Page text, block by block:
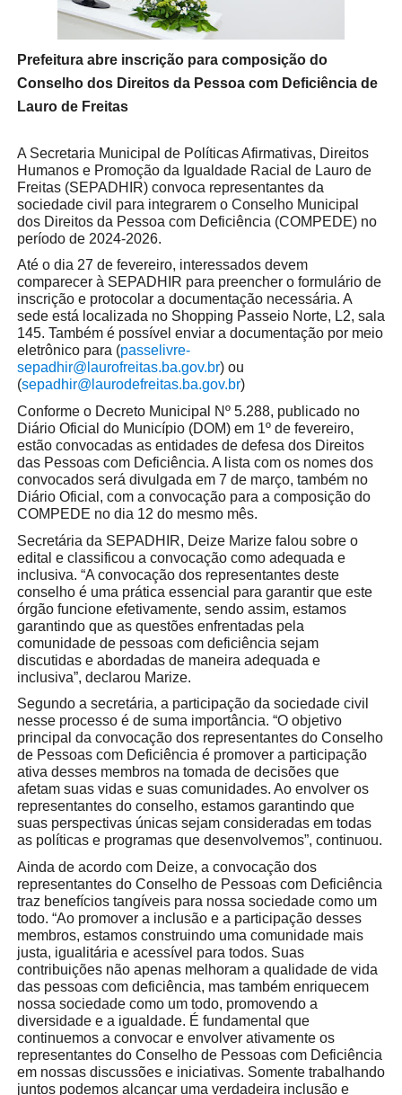
Prefeitura abre inscrição para composição do
Conselho dos Direitos da Pessoa com Deficiência de
Lauro de Freitas
A Secretaria Municipal de Políticas Afirmativas, Direitos
Humanos e Promoção da Igualdade Racial de Lauro de
Freitas (SEPADHIR) convoca representantes da
sociedade civil para integrarem o Conselho Municipal
dos Direitos da Pessoa com Deficiência (COMPEDE) no
período de 2024-2026.
Até o dia 27 de fevereiro, interessados devem
comparecer à SEPADHIR para preencher o formulário de
inscrição e protocolar a documentação necessária. A
sede está localizada no Shopping Passeio Norte, L2, sala
145. Também é possível enviar a documentação por meio
eletrônico para (passelivre-
sepadhir@laurofreitas.ba.gov.br) ou
(sepadhir@laurodefreitas.ba.gov.br)
Conforme o Decreto Municipal Nº 5.288, publicado no
Diário Oficial do Município (DOM) em 1º de fevereiro,
estão convocadas as entidades de defesa dos Direitos
das Pessoas com Deficiência. A lista com os nomes dos
convocados será divulgada em 7 de março, também no
Diário Oficial, com a convocação para a composição do
COMPEDE no dia 12 do mesmo mês.
Secretária da SEPADHIR, Deize Marize falou sobre o
edital e classificou a convocação como adequada e
inclusiva. “A convocação dos representantes deste
conselho é uma prática essencial para garantir que este
órgão funcione efetivamente, sendo assim, estamos
garantindo que as questões enfrentadas pela
comunidade de pessoas com deficiência sejam
discutidas e abordadas de maneira adequada e
inclusiva”, declarou Marize.
Segundo a secretária, a participação da sociedade civil
nesse processo é de suma importância. “O objetivo
principal da convocação dos representantes do Conselho
de Pessoas com Deficiência é promover a participação
ativa desses membros na tomada de decisões que
afetam suas vidas e suas comunidades. Ao envolver os
representantes do conselho, estamos garantindo que
suas perspectivas únicas sejam consideradas em todas
as políticas e programas que desenvolvemos”, continuou.
Ainda de acordo com Deize, a convocação dos
representantes do Conselho de Pessoas com Deficiência
traz benefícios tangíveis para nossa sociedade como um
todo. “Ao promover a inclusão e a participação desses
membros, estamos construindo uma comunidade mais
justa, igualitária e acessível para todos. Suas
contribuições não apenas melhoram a qualidade de vida
das pessoas com deficiência, mas também enriquecem
nossa sociedade como um todo, promovendo a
diversidade e a igualdade. É fundamental que
continuemos a convocar e envolver ativamente os
representantes do Conselho de Pessoas com Deficiência
em nossas discussões e iniciativas. Somente trabalhando
juntos podemos alcançar uma verdadeira inclusão e